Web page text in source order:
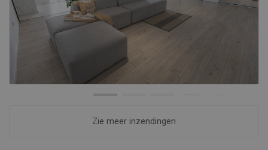
Zie meer inzendingen